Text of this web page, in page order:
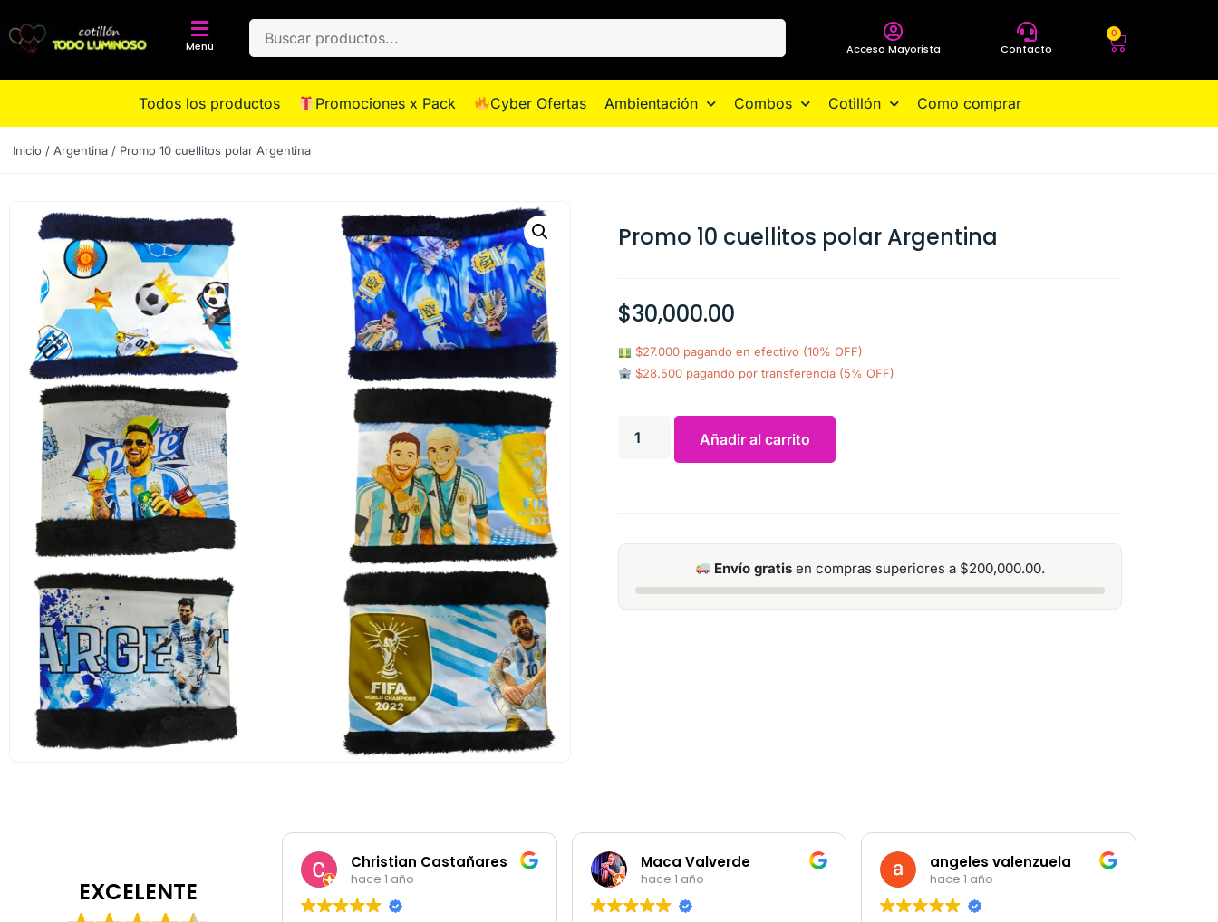
Menú Acceso Mayorista Contacto
0
Todos los productos Promociones x Pack Cyber Ofertas Ambientación Combos Cotillón Como comprar
Inicio / Argentina / Promo 10 cuellitos polar Argentina
Promo 10 cuellitos polar Argentina
$30,000.00
$27.000 pagando en efectivo (10% OFF)
$28.500 pagando por transferencia (5% OFF)
Añadir al carrito
Envío gratis en compras superiores a $200,000.00.
EXCELENTE
Christian Castañares
hace 1 año
Maca Valverde
hace 1 año
angeles valenzuela
hace 1 año